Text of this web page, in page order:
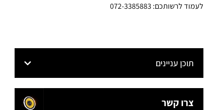
לעמוד לרשותכם: 072-3385883
תוכן עניינים
צרו קשר